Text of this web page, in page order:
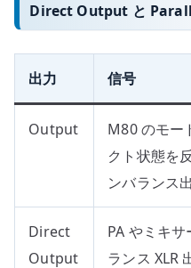
Direct Output と
出力 信号
Output
M80 のモー
クト状態を
ンバランス
Direct
Output
PA やミキ
ランス XLR